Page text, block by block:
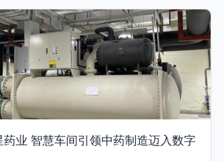
业 智慧车间引领中药制造迈入数字